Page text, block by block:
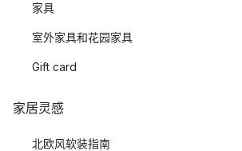
家具
室外家具和花园家具
Gift card
家居灵感
北欧风软装指南